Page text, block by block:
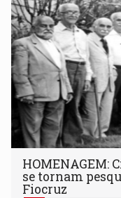
HOMENAGEM:
se tornam
Fiocruz